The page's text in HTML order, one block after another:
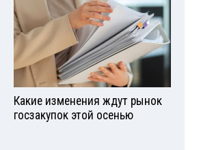
Какие изменения ждут рынок
госзакупок этой осенью